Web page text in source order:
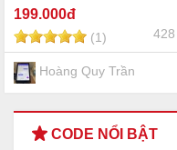
sản tự động sử dụng thẻ
RFID UHF
199.000đ
(1) 428
Hoàng Quy Trần
CODE NỔI BẬT